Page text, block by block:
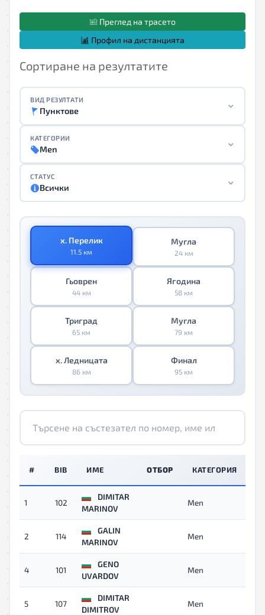
Преглед на трасето
Профил на дистанцията
Сортиране на резултатите
ВИД РЕЗУЛТАТИ
Пунктове
КАТЕГОРИИ
Men
СТАТУС
Всички
х. Перелик
11.5 км
Мугла
24 км
Гьоврен
44 км
Ягодина
58 км
Триград
65 км
Мугла
79 км
х. Ледницата
86 км
Финал
95 км
# BIB ИМЕ ОТБОР КАТЕГОРИЯ
1 102
DIMITAR
MARINOV
Men
2 114
GALIN
MARINOV
Men
4 101
GENO
UVARDOV
Men
5 107
DIMITAR
DIMITROV
Men